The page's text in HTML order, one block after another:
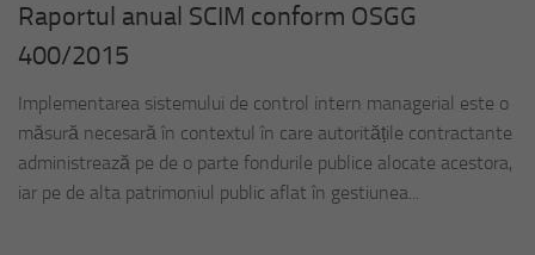
Raportul anual SCIM conform OSGG
400/2015
Implementarea sistemului de control intern managerial este o
măsură necesară în contextul în care autoritățile contractante
administrează pe de o parte fondurile publice alocate acestora,
iar pe de alta patrimoniul public aflat în gestiunea...